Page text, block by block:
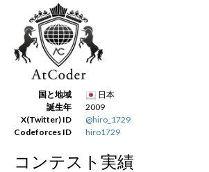
新規登録
国と地域
日本
誕生年
2009
X(Twitter) ID
@hiro_1729
Codeforces ID
hiro1729
コンテスト実績